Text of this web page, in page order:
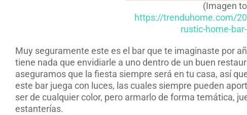
(Imagen
https://trenduhome.com/
rustic-home-
Muy seguramente este es el bar que te imaginaste por
tiene nada que envidiarle a uno dentro de un buen
aseguramos que la fiesta siempre será en tu casa, así
este bar juega con luces, las cuales siempre pueden
ser de cualquier color, pero armarlo de forma temática,
estanterías.